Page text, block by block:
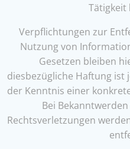
Tätigkeit
Verpflichtungen zur
Nutzung von
Gesetzen bleiben
diesbezügliche Haftung
der Kenntnis einer
Bei
Rechtsverletzungen